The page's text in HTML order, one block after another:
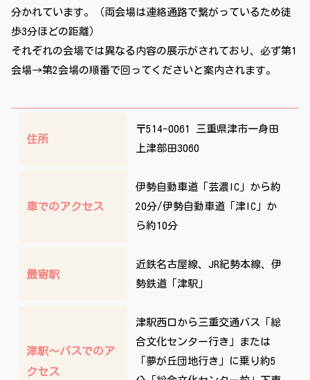
分かれています。（両会場は連絡通路で繋がっているため徒
歩3分ほどの距離）
それぞれの会場では異なる内容の展示がされており、必ず第1
会場→第2会場の順番で回ってくださいと案内されます。
住所
〒514-0061 三重県津市一身田
上津部田3060
車でのアクセス
伊勢自動車道「芸濃IC」から約
20分/伊勢自動車道「津IC」か
ら約10分
最寄駅
近鉄名古屋線、JR紀勢本線、伊
勢鉄道「津駅」
津駅〜バスでのア
クセス
津駅西口から三重交通バス「総
合文化センター行き」または
「夢が丘団地行き」に乗り約5